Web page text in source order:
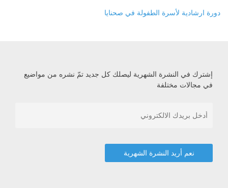
دورة ارشادية لأسرة الطفولة في صحنايا
إشترك في النشرة الشهرية ليصلك كل جديد تمّ نشره من مواضيع
في مجالات مختلفة